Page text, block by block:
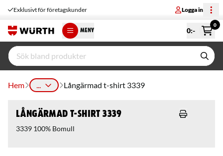
Exklusivt för företagskunder Logga in
MENY 0:-
0
Hem ... Långärmad t-shirt 3339
Långärmad t-shirt 3339
3339 100% Bomull